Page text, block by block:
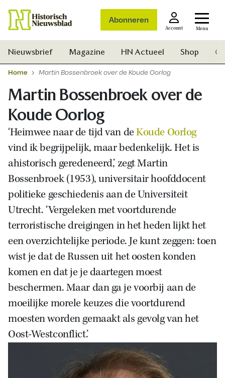
Abonneren
Account Menu
Zoek
Nieuwsbrief Magazine HN Actueel Shop
Home Martin Bossenbroek over de Koude Oorlog
Martin Bossenbroek over de
Koude Oorlog
‘Heimwee naar de tijd van deKoude Oorlog
vind ik begrijpelijk, maar bedenkelijk. Het is
ahistorisch geredeneerd,’ zegt Martin
Bossenbroek (1953), universitair hoofddocent
politieke geschiedenis aan de Universiteit
Utrecht. ‘Vergeleken met voortdurende
terroristische dreigingen in het heden lijkt het
een overzichtelijke periode. Je kunt zeggen: toen
wist je dat de Russen uit het oosten konden
komen en dat je je daartegen moest
beschermen. Maar dan ga je voorbij aan de
moeilijke morele keuzes die voortdurend
moesten worden gemaakt als gevolg van het
Oost-Westconflict.’